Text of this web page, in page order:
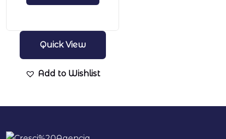
Quick View
Add to Wishlist